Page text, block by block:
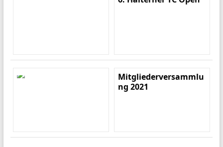
Mitgliederversammlu
ng 2021